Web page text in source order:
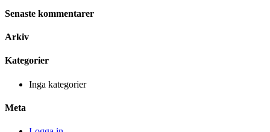
Senaste kommentarer
Arkiv
Kategorier
Inga kategorier
Meta